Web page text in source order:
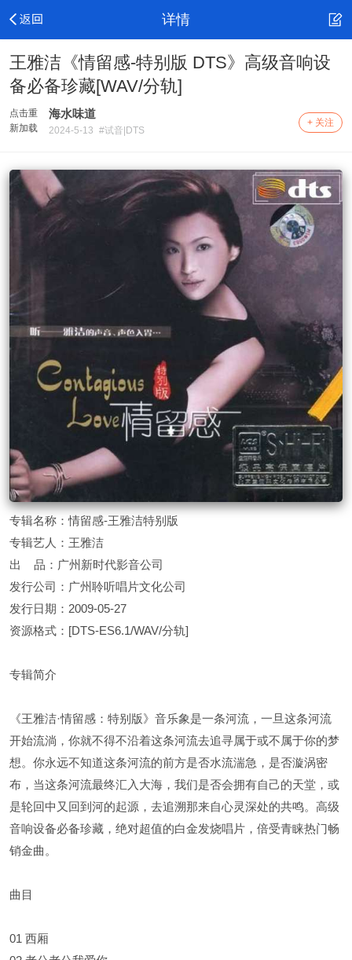
详情
王雅洁《情留感-特别版 DTS》高级音响设
备必备珍藏[WAV/分轨]
点击重
新加载
海水味道
2024-5-13 #试音|DTS
+ 关注
专辑名称：情留感-王雅洁特别版
专辑艺人：王雅洁
出 品：广州新时代影音公司
发行公司：广州聆听唱片文化公司
发行日期：2009-05-27
资源格式：[DTS-ES6.1/WAV/分轨]
专辑简介
《王雅洁·情留感：特别版》音乐象是一条河流，一旦这条河流
开始流淌，你就不得不沿着这条河流去追寻属于或不属于你的梦
想。你永远不知道这条河流的前方是否水流湍急，是否漩涡密
布，当这条河流最终汇入大海，我们是否会拥有自己的天堂，或
是轮回中又回到河的起源，去追溯那来自心灵深处的共鸣。高级
音响设备必备珍藏，绝对超值的白金发烧唱片，倍受青睐热门畅
销金曲。
曲目
01 西厢